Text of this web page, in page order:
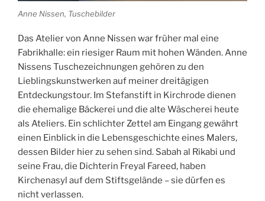
Anne Nissen, Tuschebilder
Das Atelier von Anne Nissen war früher mal eine
Fabrikhalle: ein riesiger Raum mit hohen Wänden. Anne
Nissens Tuschezeichnungen gehören zu den
Lieblingskunstwerken auf meiner dreitägigen
Entdeckungstour. Im Stefanstift in Kirchrode dienen
die ehemalige Bäckerei und die alte Wäscherei heute
als Ateliers. Ein schlichter Zettel am Eingang gewährt
einen Einblick in die Lebensgeschichte eines Malers,
dessen Bilder hier zu sehen sind. Sabah al Rikabi und
seine Frau, die Dichterin Freyal Fareed, haben
Kirchenasyl auf dem Stiftsgelände – sie dürfen es
nicht verlassen.